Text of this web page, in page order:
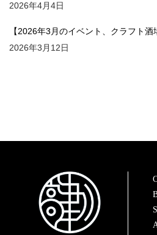
2026年4月4日
【2026年3月のイベント、クラフト酒
2026年3月12日